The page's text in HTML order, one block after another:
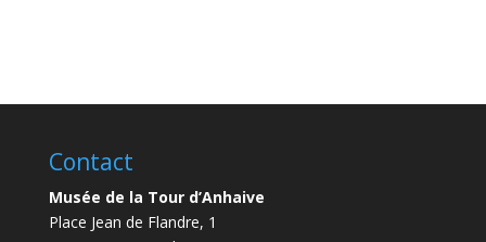
Contact
Musée de la Tour d’Anhaive
Place Jean de Flandre, 1